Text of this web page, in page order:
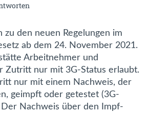
zu den neuen Regelungen im
ab dem 24. November 2021.
Arbeitnehmer und
Zutritt nur mit 3G-Status erlaubt.
nur mit einem Nachweis, der
geimpft oder getestet (3G-
Der Nachweis über den Impf-